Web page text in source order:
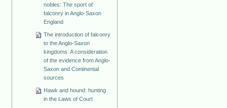
nobles: The sport of
falconry in Anglo-Saxon
England
The introduction of falconry
to the Anglo-Saxon
kingdoms: A consideration
of the evidence from Anglo-
Saxon and Continental
sources
Hawk and hound: hunting
in the Laws of Court